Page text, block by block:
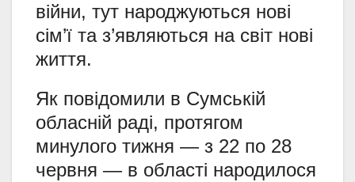
війни, тут народжуються нові
сім’ї та з’являються на світ нові
життя.
Як повідомили в Сумській
обласній раді, протягом
минулого тижня — з 22 по 28
червня — в області народилося